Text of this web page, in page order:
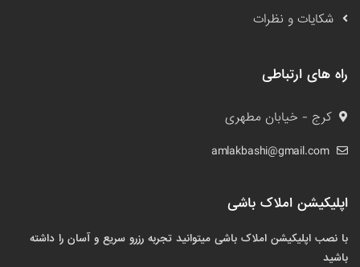
شکایات و نظرات
راه های ارتباطی
کرج - خیابان مطهری
amlakbashi@gmail.com
اپلیکیشن املاک باشی
با نصب اپلیکیشن املاک باشی میتوانید تجربه رزرو سریع و آسان را داشته
باشید